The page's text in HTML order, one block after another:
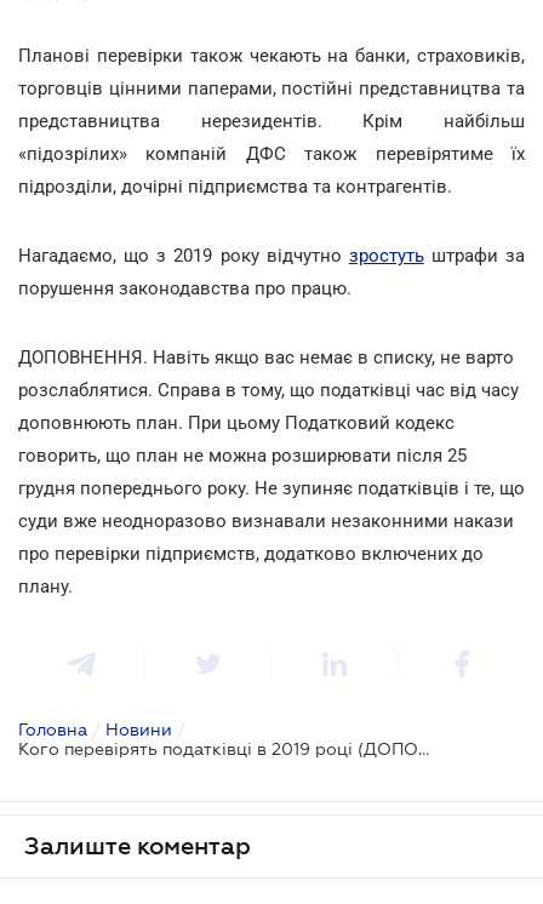
Планові перевірки також чекають на банки, страховиків,
торговців цінними паперами, постійні представництва та
представництва нерезидентів. Крім найбільш
«підозрілих» компаній ДФС також перевірятиме їх
підрозділи, дочірні підприємства та контрагентів.
Нагадаємо, що з 2019 року відчутно зростутьштрафи за
порушення законодавства про працю.
ДОПОВНЕННЯ. Навіть якщо вас немає в списку, не варто
розслаблятися. Справа в тому, що податківці час від часу
доповнюють план. При цьому Податковий кодекс
говорить, що план не можна розширювати після 25
грудня попереднього року. Не зупиняє податківців і те, що
суди вже неодноразово визнавали незаконними накази
про перевірки підприємств, додатково включених до
плану.
Головна / Новини /
Кого перевірять податківці в 2019 році (ДОПОВНЕНО)
Залиште коментар